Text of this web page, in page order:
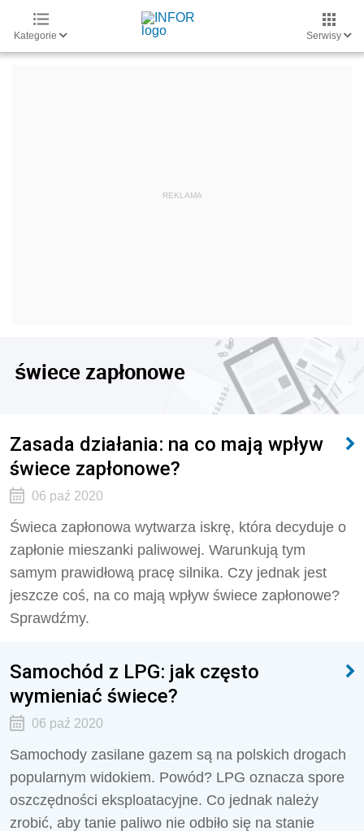
Kategorie Serwisy
świece zapłonowe
Zasada działania: na co mają wpływ
świece zapłonowe?
06 paź 2020
Świeca zapłonowa wytwarza iskrę, która decyduje o
zapłonie mieszanki paliwowej. Warunkują tym
samym prawidłową pracę silnika. Czy jednak jest
jeszcze coś, na co mają wpływ świece zapłonowe?
Sprawdźmy.
Samochód z LPG: jak często
wymieniać świece?
06 paź 2020
Samochody zasilane gazem są na polskich drogach
popularnym widokiem. Powód? LPG oznacza spore
oszczędności eksploatacyjne. Co jednak należy
zrobić, aby tanie paliwo nie odbiło się na stanie